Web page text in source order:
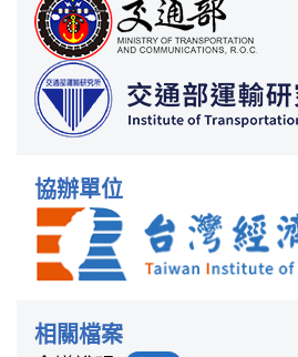
協辦單位
相關檔案